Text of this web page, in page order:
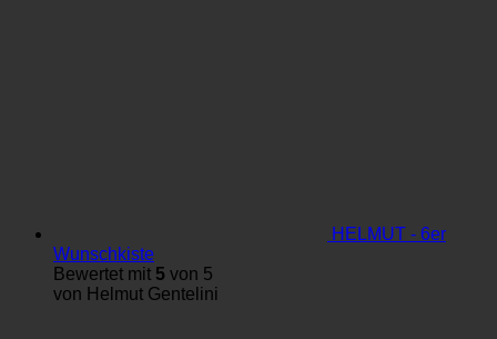
HELMUT - 6er
Wunschkiste
Bewertet mit 5 von 5
von Helmut Gentelini